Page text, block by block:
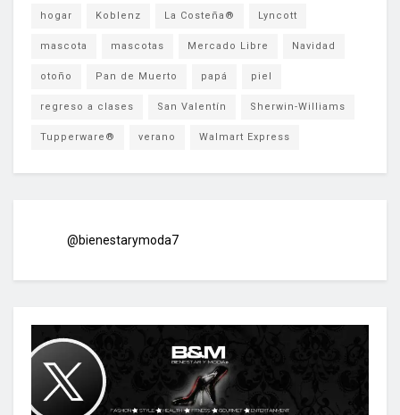
hogar Koblenz La Costeña® Lyncott
mascota mascotas Mercado Libre Navidad
otoño Pan de Muerto papá piel
regreso a clases San Valentín Sherwin-Williams
Tupperware® verano Walmart Express
@bienestarymoda7